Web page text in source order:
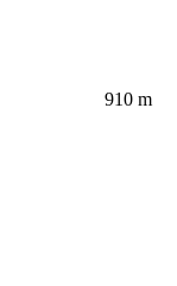
910 m